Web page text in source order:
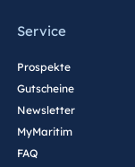
Service
Prospekte
Gutscheine
Newsletter
MyMaritim
FAQ